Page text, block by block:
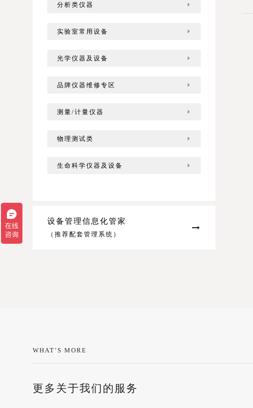
分析类仪器
实验室常用设备
光学仪器及设备
品牌仪器维修专区
测量/计量仪器
物理测试类
生命科学仪器及设备
设备管理信息化管家
（推荐配套管理系统）
WHAT’S MORE
更多关于我们的服务